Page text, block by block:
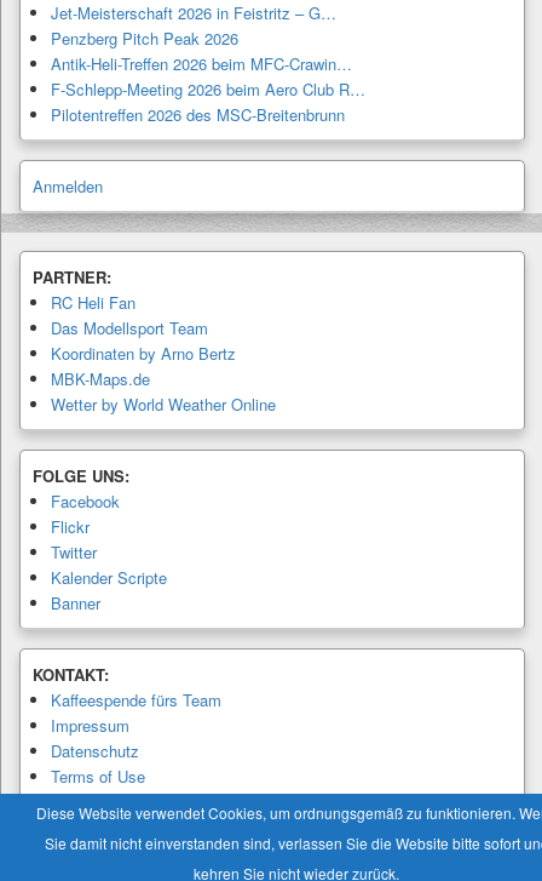
Jet-Meisterschaft 2026 in Feistritz – G…
Penzberg Pitch Peak 2026
Antik-Heli-Treffen 2026 beim MFC-Crawin…
F-Schlepp-Meeting 2026 beim Aero Club R…
Pilotentreffen 2026 des MSC-Breitenbrunn
Anmelden
PARTNER:
RC Heli Fan
Das Modellsport Team
Koordinaten by Arno Bertz
MBK-Maps.de
Wetter by World Weather Online
FOLGE UNS:
Facebook
Flickr
Twitter
Kalender Scripte
Banner
KONTAKT:
Kaffeespende fürs Team
Impressum
Datenschutz
Terms of Use
Privacy Policy
Diese Website verwendet Cookies, um ordnungsgemäß zu funktionieren.
Sie damit nicht einverstanden sind, verlassen Sie die Website bitte sofort
kehren Sie nicht wieder zurück.